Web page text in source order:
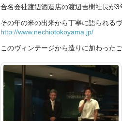
合名会社渡辺酒造店の渡辺吉樹社長が3
その年の米の出来から丁寧に語られる
http://www.nechiotokoyama.jp/
このヴィンテージから造りに加わった